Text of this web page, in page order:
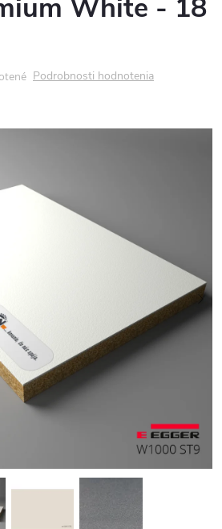
White - 18
Podrobnosti hodnotenia